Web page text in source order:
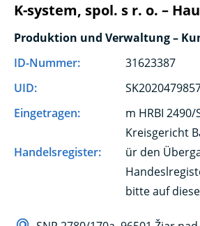
K-system, spol. s r. o. –
Produktion und Verwaltung –
ID-Nummer:
31623387
UID:
Eingetragen:
m HRBI 2490/
Kreisgericht
Handelsregister:
ür den
bitte auf